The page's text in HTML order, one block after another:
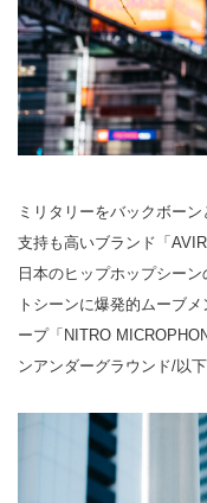
ミリタリーをバックボー
支持も高いブランド「
日本のヒップホップシー
トシーンに爆発的ムーブ
ープ「NITRO
ンアンダーグラウンド/以